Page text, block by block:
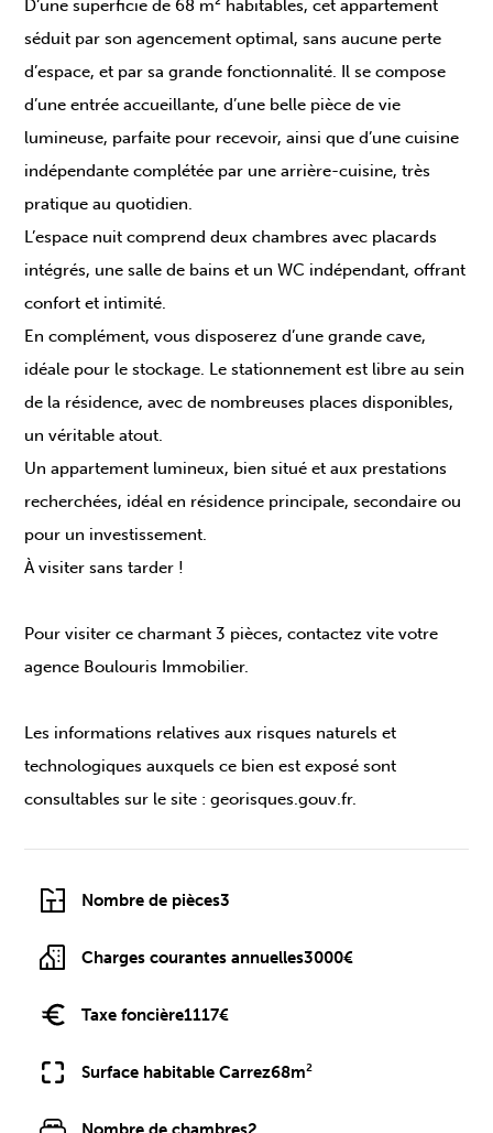
D’une superficie de 68 m² habitables, cet appartement
séduit par son agencement optimal, sans aucune perte
d’espace, et par sa grande fonctionnalité. Il se compose
d’une entrée accueillante, d’une belle pièce de vie
lumineuse, parfaite pour recevoir, ainsi que d’une cuisine
indépendante complétée par une arrière-cuisine, très
pratique au quotidien.
L’espace nuit comprend deux chambres avec placards
intégrés, une salle de bains et un WC indépendant, offrant
confort et intimité.
En complément, vous disposerez d’une grande cave,
idéale pour le stockage. Le stationnement est libre au sein
de la résidence, avec de nombreuses places disponibles,
un véritable atout.
Un appartement lumineux, bien situé et aux prestations
recherchées, idéal en résidence principale, secondaire ou
pour un investissement.
À visiter sans tarder !
Pour visiter ce charmant 3 pièces, contactez vite votre
agence Boulouris Immobilier.
Les informations relatives aux risques naturels et
technologiques auxquels ce bien est exposé sont
consultables sur le site : georisques.gouv.fr.
Nombre de pièces3
Charges courantes annuelles3000€
Taxe foncière1117€
Surface habitable Carrez68m²